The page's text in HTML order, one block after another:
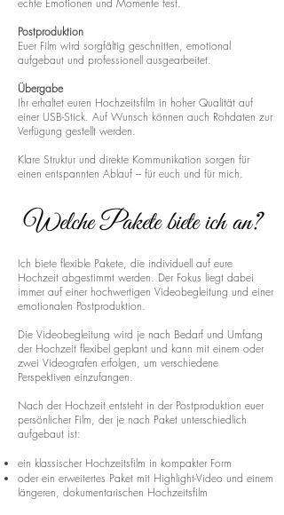
echte Emotionen und Momente fest.
Postproduktion
Euer Film wird sorgfältig geschnitten, emotional
aufgebaut und professionell ausgearbeitet.
Übergabe
Ihr erhaltet euren Hochzeitsfilm in hoher Qualität auf
einer USB-Stick. Auf Wunsch können auch Rohdaten zur
Verfügung gestellt werden.
Klare Struktur und direkte Kommunikation sorgen für
einen entspannten Ablauf – für euch und für mich.
Welche Pakete biete ich an?
Ich biete flexible Pakete, die individuell auf eure
Hochzeit abgestimmt werden. Der Fokus liegt dabei
immer auf einer hochwertigen Videobegleitung und einer
emotionalen Postproduktion.
Die Videobegleitung wird je nach Bedarf und Umfang
der Hochzeit flexibel geplant und kann mit einem oder
zwei Videografen erfolgen, um verschiedene
Perspektiven einzufangen.
Nach der Hochzeit entsteht in der Postproduktion euer
persönlicher Film, der je nach Paket unterschiedlich
aufgebaut ist:
ein klassischer Hochzeitsfilm in kompakter Form
oder ein erweitertes Paket mit Highlight-Video und einem
längeren, dokumentarischen Hochzeitsfilm